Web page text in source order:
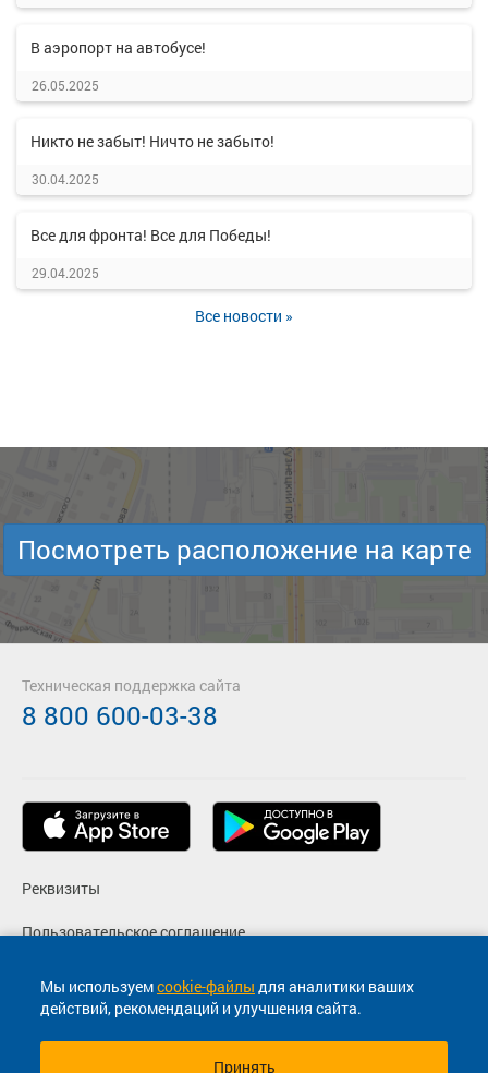
В аэропорт на автобусе!
26.05.2025
Никто не забыт! Ничто не забыто!
30.04.2025
Все для фронта! Все для Победы!
29.04.2025
Все новости »
Мы используемcookie-файлы для аналитики ваших
действий, рекомендаций и улучшения сайта.
Принять
Посмотреть расположение на карте
Реквизиты
Пользовательское соглашение
Политика конфиденциальности
Согласие на маркетинговые сообщения
Техническая поддержка сайта
8 800 600-03-38